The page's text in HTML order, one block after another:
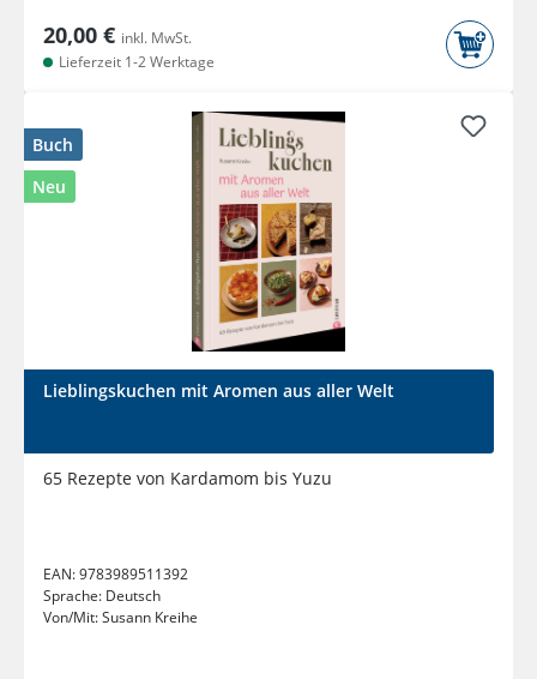
20,00 € inkl. MwSt.
Lieferzeit 1-2 Werktage
Buch
Neu
Lieblingskuchen mit Aromen aus aller Welt
65 Rezepte von Kardamom bis Yuzu
EAN:9783989511392
Sprache: Deutsch
Von/Mit:Susann Kreihe